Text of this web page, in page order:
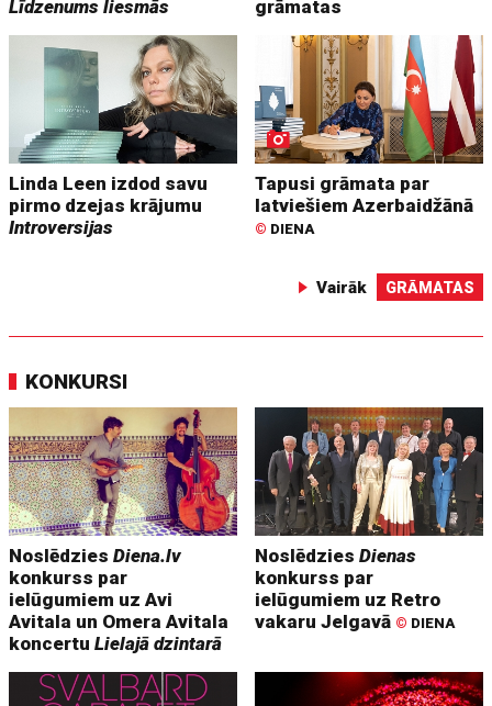
Līdzenums liesmās grāmatas
Linda Leen izdod savu
pirmo dzejas krājumu
Introversijas
Tapusi grāmata par
latviešiem Azerbaidžānā
© DIENA
Vairāk GRĀMATAS
KONKURSI
NoslēdziesDiena.lv
konkurss par
ielūgumiem uz Avi
Avitala un Omera Avitala
koncertuLielajā dzintarā
NoslēdziesDienas
konkurss par
ielūgumiem uz Retro
vakaru Jelgavā © DIENA